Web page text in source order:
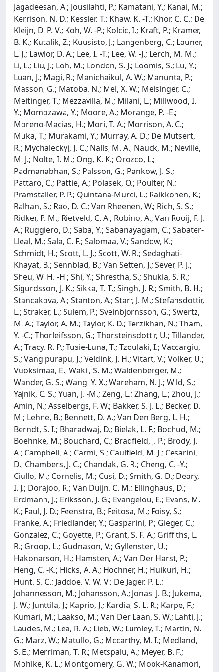
Jagadeesan, A.; Jousilahti, P.; Kamatani, Y.; Kanai, M.;
Kerrison, N. D.; Kessler, T.; Khaw, K. -T.; Khor, C. C.; De
Kleijn, D. P. V.; Koh, W. -P.; Kolcic, I.; Kraft, P.; Kramer,
B. K.; Kutalik, Z.; Kuusisto, J.; Langenberg, C.; Launer,
L. J.; Lawlor, D. A.; Lee, I. -T.; Lee, W. -J.; Lerch, M. M.;
Li, L.; Liu, J.; Loh, M.; London, S. J.; Loomis, S.; Lu, Y.;
Luan, J.; Magi, R.; Manichaikul, A. W.; Manunta, P.;
Masson, G.; Matoba, N.; Mei, X. W.; Meisinger, C.;
Meitinger, T.; Mezzavilla, M.; Milani, L.; Millwood, I.
Y.; Momozawa, Y.; Moore, A.; Morange, P. -E.;
Moreno-Macias, H.; Mori, T. A.; Morrison, A. C.;
Muka, T.; Murakami, Y.; Murray, A. D.; De Mutsert,
R.; Mychaleckyj, J. C.; Nalls, M. A.; Nauck, M.; Neville,
M. J.; Nolte, I. M.; Ong, K. K.; Orozco, L.;
Padmanabhan, S.; Palsson, G.; Pankow, J. S.;
Pattaro, C.; Pattie, A.; Polasek, O.; Poulter, N.;
Pramstaller, P. P.; Quintana-Murci, L.; Raikkonen, K.;
Ralhan, S.; Rao, D. C.; Van Rheenen, W.; Rich, S. S.;
Ridker, P. M.; Rietveld, C. A.; Robino, A.; Van Rooij, F. J.
A.; Ruggiero, D.; Saba, Y.; Sabanayagam, C.; Sabater-
Lleal, M.; Sala, C. F.; Salomaa, V.; Sandow, K.;
Schmidt, H.; Scott, L. J.; Scott, W. R.; Sedaghati-
Khayat, B.; Sennblad, B.; Van Setten, J.; Sever, P. J.;
Sheu, W. H. -H.; Shi, Y.; Shrestha, S.; Shukla, S. R.;
Sigurdsson, J. K.; Sikka, T. T.; Singh, J. R.; Smith, B. H.;
Stancakova, A.; Stanton, A.; Starr, J. M.; Stefansdottir,
L.; Straker, L.; Sulem, P.; Sveinbjornsson, G.; Swertz,
M. A.; Taylor, A. M.; Taylor, K. D.; Terzikhan, N.; Tham,
Y. -C.; Thorleifsson, G.; Thorsteinsdottir, U.; Tillander,
A.; Tracy, R. P.; Tusie-Luna, T.; Tzoulaki, I.; Vaccargiu,
S.; Vangipurapu, J.; Veldink, J. H.; Vitart, V.; Volker, U.;
Vuoksimaa, E.; Wakil, S. M.; Waldenberger, M.;
Wander, G. S.; Wang, Y. X.; Wareham, N. J.; Wild, S.;
Yajnik, C. S.; Yuan, J. -M.; Zeng, L.; Zhang, L.; Zhou, J.;
Amin, N.; Asselbergs, F. W.; Bakker, S. J. L.; Becker, D.
M.; Lehne, B.; Bennett, D. A.; Van Den Berg, L. H.;
Berndt, S. I.; Bharadwaj, D.; Bielak, L. F.; Bochud, M.;
Boehnke, M.; Bouchard, C.; Bradfield, J. P.; Brody, J.
A.; Campbell, A.; Carmi, S.; Caulfield, M. J.; Cesarini,
D.; Chambers, J. C.; Chandak, G. R.; Cheng, C. -Y.;
Ciullo, M.; Cornelis, M.; Cusi, D.; Smith, G. D.; Deary,
I. J.; Dorajoo, R.; Van Duijn, C. M.; Ellinghaus, D.;
Erdmann, J.; Eriksson, J. G.; Evangelou, E.; Evans, M.
K.; Faul, J. D.; Feenstra, B.; Feitosa, M.; Foisy, S.;
Franke, A.; Friedlander, Y.; Gasparini, P.; Gieger, C.;
Gonzalez, C.; Goyette, P.; Grant, S. F. A.; Griffiths, L.
R.; Groop, L.; Gudnason, V.; Gyllensten, U.;
Hakonarson, H.; Hamsten, A.; Van Der Harst, P.;
Heng, C. -K.; Hicks, A. A.; Hochner, H.; Huikuri, H.;
Hunt, S. C.; Jaddoe, V. W. V.; De Jager, P. L.;
Johannesson, M.; Johansson, A.; Jonas, J. B.; Jukema,
J. W.; Junttila, J.; Kaprio, J.; Kardia, S. L. R.; Karpe, F.;
Kumari, M.; Laakso, M.; Van Der Laan, S. W.; Lahti, J.;
Laudes, M.; Lea, R. A.; Lieb, W.; Lumley, T.; Martin, N.
G.; Marz, W.; Matullo, G.; Mccarthy, M. I.; Medland,
S. E.; Merriman, T. R.; Metspalu, A.; Meyer, B. F.;
Mohlke, K. L.; Montgomery, G. W.; Mook-Kanamori,